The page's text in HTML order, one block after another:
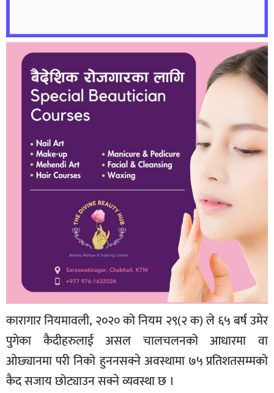
कारागार नियमावली, २०२० को नियम २९(२ क) ले ६५ बर्ष उमेर
पुगेका कैदीहरुलाई असल चालचलनको आधारमा वा
ओछ्यानमा परी निको हुननसक्ने अवस्थामा ७५ प्रतिशतसम्मको
कैद सजाय छोट्याउन सक्ने व्यवस्था छ ।